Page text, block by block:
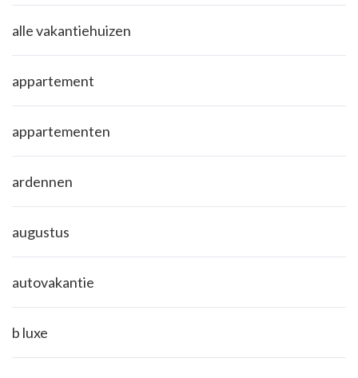
alle vakantiehuizen
appartement
appartementen
ardennen
augustus
autovakantie
b luxe